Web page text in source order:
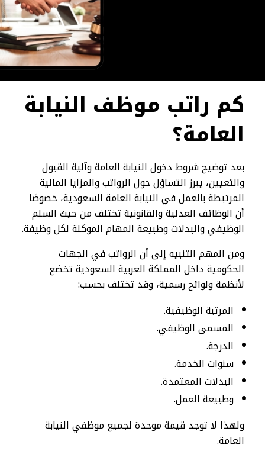
كم راتب موظف النيابة
العامة؟
بعد توضيح شروط دخول النيابة العامة وآلية القبول
والتعيين، يبرز التساؤل حول الرواتب والمزايا المالية
المرتبطة بالعمل في النيابة العامة السعودية، خصوصًا
أن الوظائف العدلية والقانونية تختلف من حيث السلم
الوظيفي والبدلات وطبيعة المهام الموكلة لكل وظيفة.
ومن المهم التنبيه إلى أن الرواتب في الجهات
الحكومية داخل المملكة العربية السعودية تخضع
لأنظمة ولوائح رسمية، وقد تختلف بحسب:
المرتبة الوظيفية.
المسمى الوظيفي.
الدرجة.
سنوات الخدمة.
البدلات المعتمدة.
وطبيعة العمل.
ولهذا لا توجد قيمة موحدة لجميع موظفي النيابة
العامة.